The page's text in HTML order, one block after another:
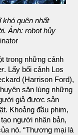
khó quên nhất
Ảnh: robot hủy
trong những cảnh
. Lấy bối cảnh Los
(Harrison Ford),
săn lùng những
giả được sản
Khoảng đầu phim,
người nhân bản,
nó. “Thương mại là